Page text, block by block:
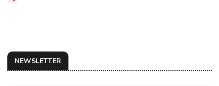
NEWSLETTER